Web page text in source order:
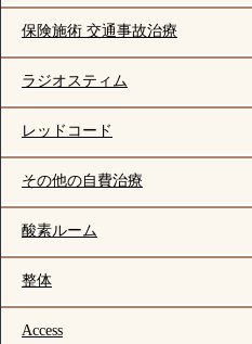
保険施術 交通事故治療
ラジオスティム
レッドコード
その他の自費治療
酸素ルーム
整体
Access